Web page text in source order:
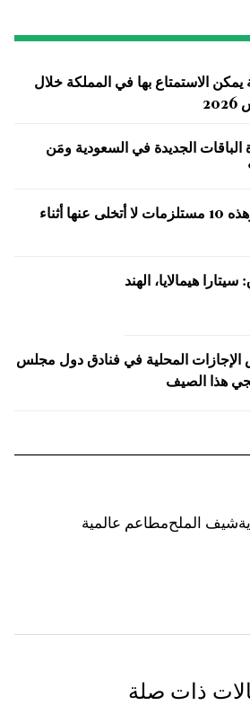
الاستمتاع بها في المملكة خلال
الباقات الجديدة في السعودية ومَن
أنا صيدلانية وهذه 10 مستلزمات لا أتخلى عنها أثناء
هيمالايا، الهند
المحلية في فنادق دول مجلس
هذا الصيف
شيف الملحمطاعم عالمية
ذات صلة